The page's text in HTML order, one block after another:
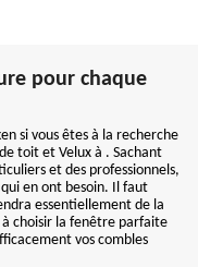
pour chaque
si vous êtes à la recherche
toit et Velux à . Sachant
et des professionnels,
en ont besoin. Il faut
essentiellement de la
choisir la fenêtre parfaite
vos combles